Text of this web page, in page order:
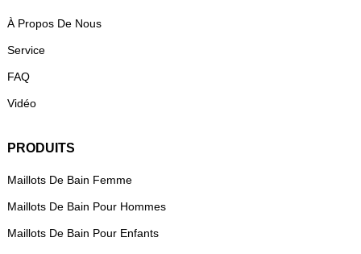
À Propos De Nous
Service
FAQ
Vidéo
PRODUITS
Maillots De Bain Femme
Maillots De Bain Pour Hommes
Maillots De Bain Pour Enfants